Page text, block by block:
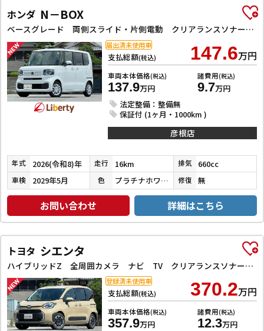
ホンダ N－BOX
ベースグレード 両側スライド・片側電動 クリアランスソナー オートクルーズコントロール レーンアシスト 衝突被害軽減システム オートライト LEDヘッドランプ スマートキー アイドリングストップ
支払総額(税込) 147.6万円
車両本体価格(税込)
137.9万円
諸費用(税込)
9.7万円
法定整備：整備無
保証付 (1ヶ月・1000km )
届出済未使用車
彦根店
年式 2026(令和8)年 走行 16km 排気 660cc
車検 2029年5月 色 プラチナホワイトパール 修復 無
お問い合わせ 詳細はこちら
トヨタ シエンタ
ハイブリッドZ 全周囲カメラ ナビ TV クリアランスソナー アダプティブクルーズコントロール レーンアシスト 衝突被害軽減システム 両側電動スライドドア オートマチックハイビーム オートライト LEDヘッドランプ
支払総額(税込) 370.2万円
車両本体価格(税込)
357.9万円
諸費用(税込)
12.3万円
登録済未使用車